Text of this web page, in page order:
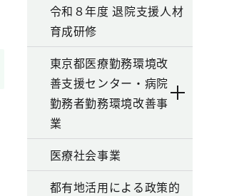
令和８年度 退院支援人材
育成研修
東京都医療勤務環境改
善支援センター・病院
勤務者勤務環境改善事
業
医療社会事業
都有地活用による政策的